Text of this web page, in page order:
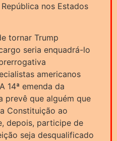
nos Estados
tornar Trump
seria enquadrá-lo
americanos
14ª emenda da
prevê que alguém que
Constituição ao
depois, participe de
seja desqualificado